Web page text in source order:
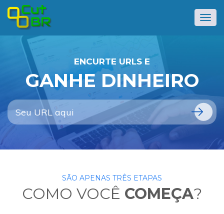
ENCURTE URLS E
GANHE DINHEIRO
SÃO APENAS TRÊS ETAPAS
COMO VOCÊ COMEÇA?